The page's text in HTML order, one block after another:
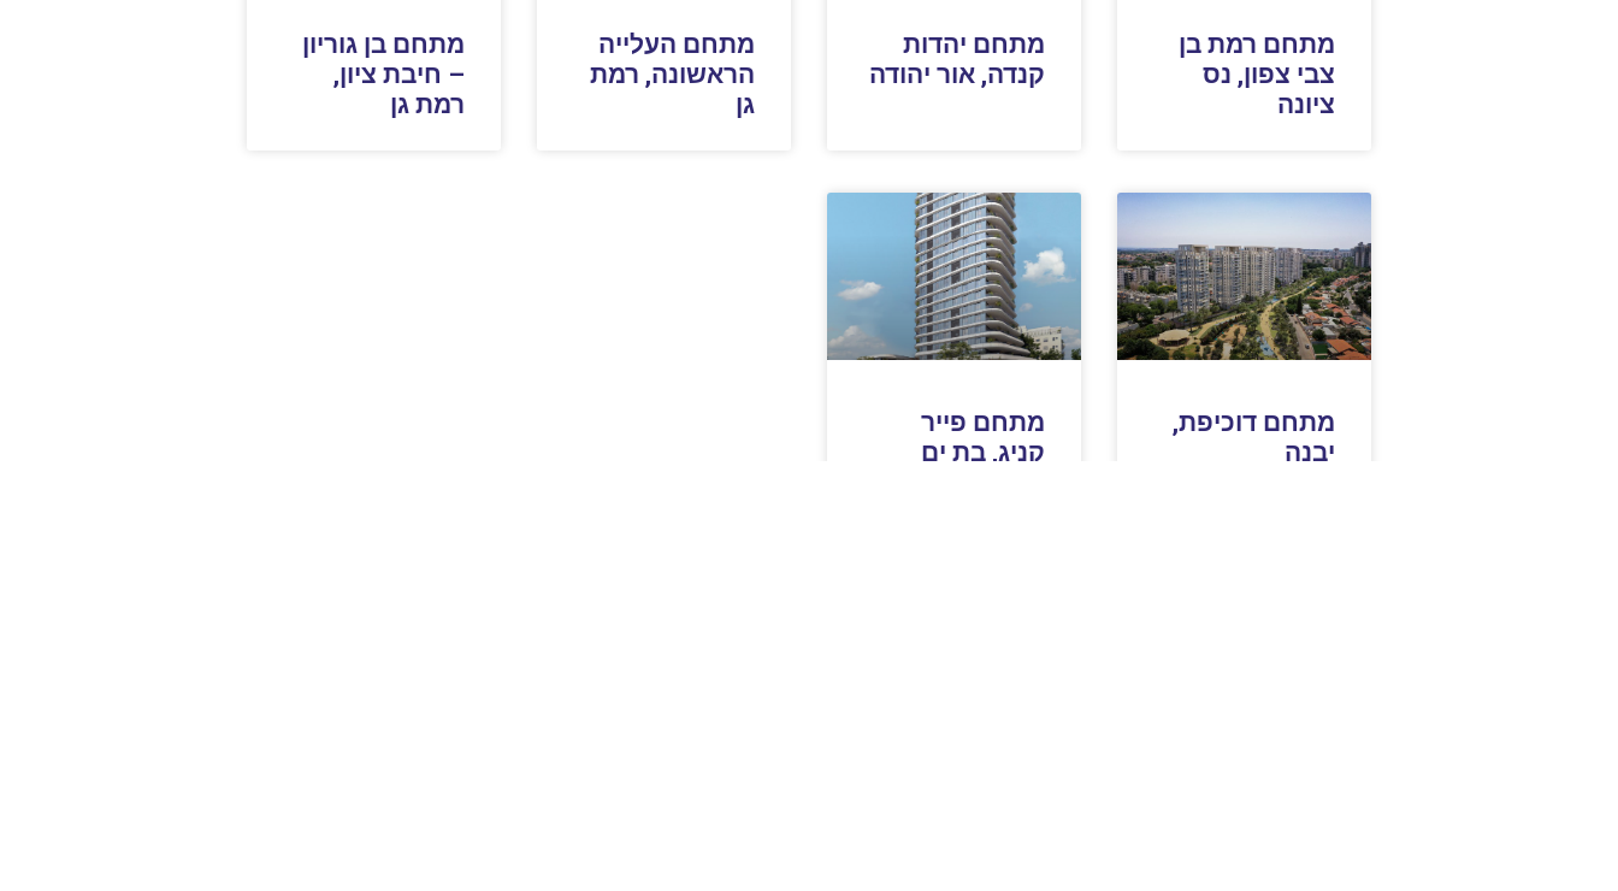
מתחם רמת בן
צבי צפון, נס
ציונה
מתחם יהדות
קנדה, אור יהודה
מתחם העלייה
הראשונה, רמת
גן
מתחם בן גוריון
– חיבת ציון,
רמת גן
מתחם דוכיפת,
יבנה
מתחם פייר
קניג, בת ים